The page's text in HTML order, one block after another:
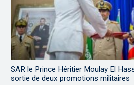
SAR le Prince Héritier Moulay El
sortie de deux promotions militaires